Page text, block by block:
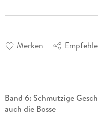
Merken
Band 6: Schmutzige
auch die Bosse